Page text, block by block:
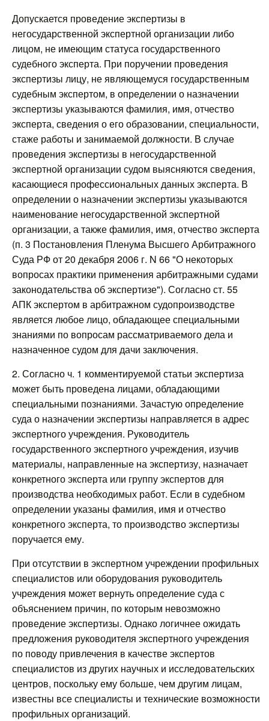
Допускается проведение экспертизы в
негосударственной экспертной организации либо
лицом, не имеющим статуса государственного
судебного эксперта. При поручении проведения
экспертизы лицу, не являющемуся государственным
судебным экспертом, в определении о назначении
экспертизы указываются фамилия, имя, отчество
эксперта, сведения о его образовании, специальности,
стаже работы и занимаемой должности. В случае
проведения экспертизы в негосударственной
экспертной организации судом выясняются сведения,
касающиеся профессиональных данных эксперта. В
определении о назначении экспертизы указываются
наименование негосударственной экспертной
организации, а также фамилия, имя, отчество эксперта
(п. 3 Постановления Пленума Высшего Арбитражного
Суда РФ от 20 декабря 2006 г. N 66 "О некоторых
вопросах практики применения арбитражными судами
законодательства об экспертизе"). Согласно ст. 55
АПК экспертом в арбитражном судопроизводстве
является любое лицо, обладающее специальными
знаниями по вопросам рассматриваемого дела и
назначенное судом для дачи заключения.
2. Согласно ч. 1 комментируемой статьи экспертиза
может быть проведена лицами, обладающими
специальными познаниями. Зачастую определение
суда о назначении экспертизы направляется в адрес
экспертного учреждения. Руководитель
государственного экспертного учреждения, изучив
материалы, направленные на экспертизу, назначает
конкретного эксперта или группу экспертов для
производства необходимых работ. Если в судебном
определении указаны фамилия, имя и отчество
конкретного эксперта, то производство экспертизы
поручается ему.
При отсутствии в экспертном учреждении профильных
специалистов или оборудования руководитель
учреждения может вернуть определение суда с
объяснением причин, по которым невозможно
проведение экспертизы. Однако логичнее ожидать
предложения руководителя экспертного учреждения
по поводу привлечения в качестве экспертов
специалистов из других научных и исследовательских
центров, поскольку ему больше, чем другим лицам,
известны все специалисты и технические возможности
профильных организаций.